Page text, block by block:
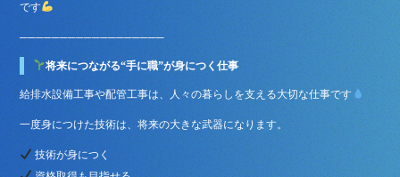
です
──────────────────
将来につながる“手に職”が身につく仕事
給排水設備工事や配管工事は、人々の暮らしを支える大切な仕事です
一度身につけた技術は、将来の大きな武器になります。
技術が身につく